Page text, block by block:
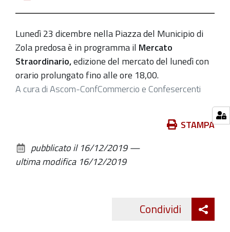
prolungato
alle
18
2019-
12-
23T18:00:00+01:00
Lunedì 23 dicembre nella Piazza del Municipio di
Zola predosa è in programma il Mercato
Straordinario,edizione del mercato del lunedì con
orario prolungato fino alle ore 18,00.
A cura di Ascom-ConfCommercio e Confesercenti
documento
STAMPA
pubblicato il 16/12/2019—
ultima modifica 16/12/2019
Condividi